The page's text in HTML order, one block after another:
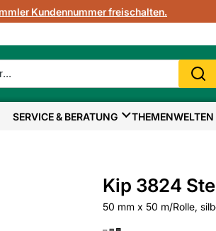
Kundennummer freischalten.
SERVICE & BERATUNG THEMENWELTEN
Kip 3824
50 mm x 50 m/Rolle,